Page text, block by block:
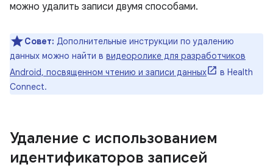
можно удалить записи двумя способами.
Совет: Дополнительные инструкции по удалению
данных можно найти в видеоролике для разработчиков
Android, посвященном чтению и записи данных
в Health
Connect.
Удаление с использованием
идентификаторов записей